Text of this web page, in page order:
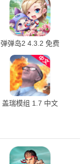
弹弹岛2 4.3.2 免费
版
盖瑞模组 1.7 中文